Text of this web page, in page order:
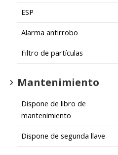
ESP
Alarma antirrobo
Filtro de partículas
Mantenimiento
Dispone de libro de
mantenimiento
Dispone de segunda llave